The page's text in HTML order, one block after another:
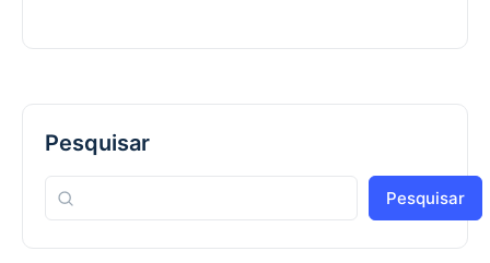
Pesquisar
Pesquisar